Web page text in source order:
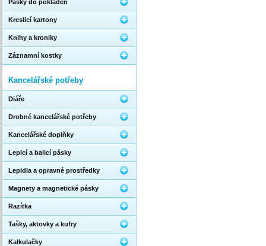
Pásky do pokladen
Kreslicí kartony
Knihy a kroniky
Záznamní kostky
Kancelářské potřeby
Diáře
Drobné kancelářské potřeby
Kancelářské doplňky
Lepicí a balicí pásky
Lepidla a opravné prostředky
Magnety a magnetické pásky
Razítka
Tašky, aktovky a kufry
Kalkulačky